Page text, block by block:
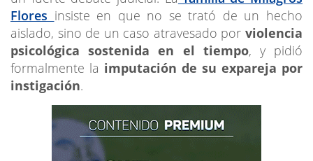
Flores insiste en que no se trató de un hecho
aislado, sino de un caso atravesado por violencia
psicológica sostenida en el tiempo, y pidió
formalmente la imputación de su expareja por
instigación.